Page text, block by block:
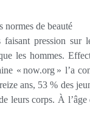
normes de beauté
faisant pression sur
les hommes.
« now.org » l’a
ans, 53 % des
leurs corps. À